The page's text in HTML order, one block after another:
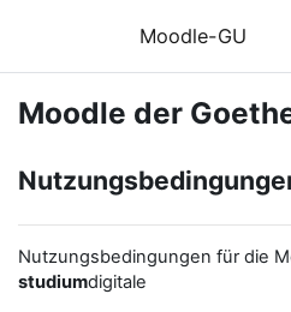
Moodle-GU
Moodle der
Nutzungsbedingungen für die
studiumdigitale